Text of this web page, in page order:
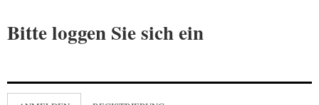
Bitte loggen Sie sich ein